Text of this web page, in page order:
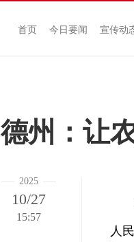
首页 今日要闻 宣传动
德州：让
2025
10/27
15:57
中
人